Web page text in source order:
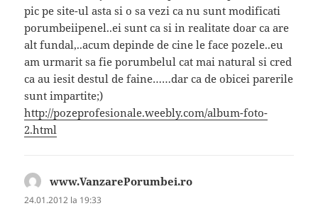
pic pe site-ul asta si o sa vezi ca nu sunt modificati
porumbeiipenel..ei sunt ca si in realitate doar ca are
alt fundal,..acum depinde de cine le face pozele..eu
am urmarit sa fie porumbelul cat mai natural si cred
ca au iesit destul de faine……dar ca de obicei parerile
sunt impartite;)
http://pozeprofesionale.weebly.com/album-foto-
2.html
www.VanzarePorumbei.ro
24.01.2012 la 19:33